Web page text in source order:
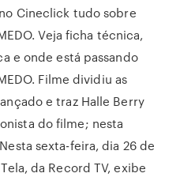
Cineclick tudo sobre
Veja ficha técnica,
e onde está passando
Filme dividiu as
e traz Halle Berry
do filme; nesta
sexta-feira, dia 26 de
da Record TV, exibe